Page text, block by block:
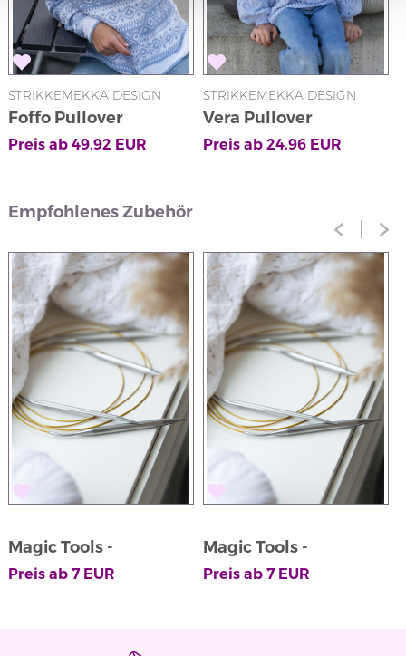
STRIKKEMEKKA DESIGN
Foffo Pullover
Preis ab 49.92 EUR
STRIKKEMEKKA DESIGN
Vera Pullover
Preis ab 24.96EUR
Empfohlenes Zubehör
Magic Tools -
Rundpinner Stainless
Preis ab 7EUR
Magic Tools -
Rundpinner Stainless
Preis ab 7EUR